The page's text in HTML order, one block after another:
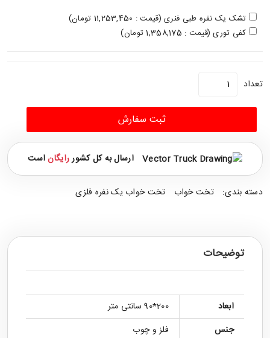
تشک یک نفره طبی فنری (قیمت : 11,253,450 تومان)
کفی توری (قیمت : 1,358,175 تومان)
تعداد
ثبت سفارش
ارسال به کل کشوررایگاناست
دسته بندی: تخت خواب تخت خواب یک نفره فلزی
توضیحات
ابعاد
200*90 سانتی متر
جنس
فلز و چوب